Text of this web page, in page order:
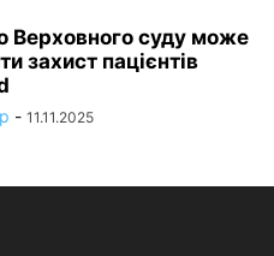
Верховного суду може
захист пацієнтів
- 11.11.2025